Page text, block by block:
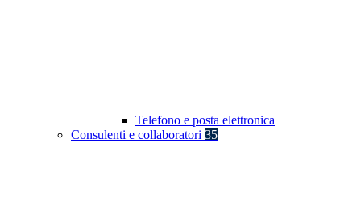
Telefono e posta elettronica
Consulenti e collaboratori 35